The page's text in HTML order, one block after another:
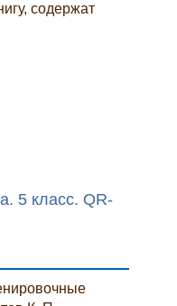
содержат
5 класс. QR-